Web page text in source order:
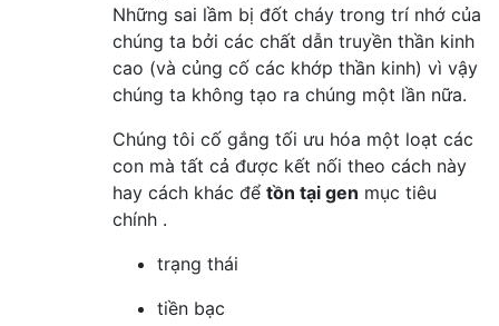
Những sai lầm bị đốt cháy trong trí nhớ của
chúng ta bởi các chất dẫn truyền thần kinh
cao (và củng cố các khớp thần kinh) vì vậy
chúng ta không tạo ra chúng một lần nữa.
Chúng tôi cố gắng tối ưu hóa một loạt các
con mà tất cả được kết nối theo cách này
hay cách khác để tồn tại gen mục tiêu
chính .
trạng thái
tiền bạc